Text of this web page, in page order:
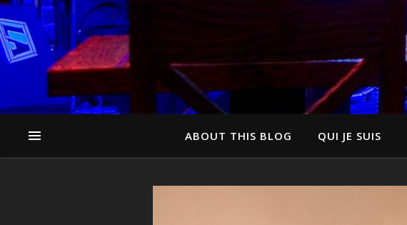
ABOUT THIS BLOG QUI JE SUIS